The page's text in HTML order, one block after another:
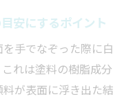
直すポイント
れない判断術
タイミングを解説
・最適な時期一覧
安にするポイント
手でなぞった際に白
れは塗料の樹脂成分
が表面に浮き出た結